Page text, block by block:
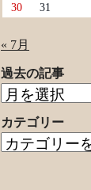
30
31
« 7月
過去の記事
過
の
記
カテゴリー
カ